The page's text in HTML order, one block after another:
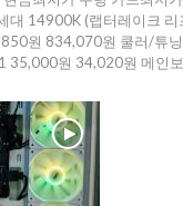
대 14900K (랩터레이크
원 834,070원 쿨러/튜
35,000원 34,020원 메인